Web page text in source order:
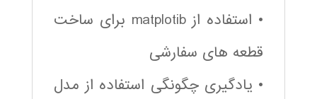
• استفاده از matplotib برای ساخت
قطعه های سفارشی
• یادگیری چگونگی استفاده از مدل